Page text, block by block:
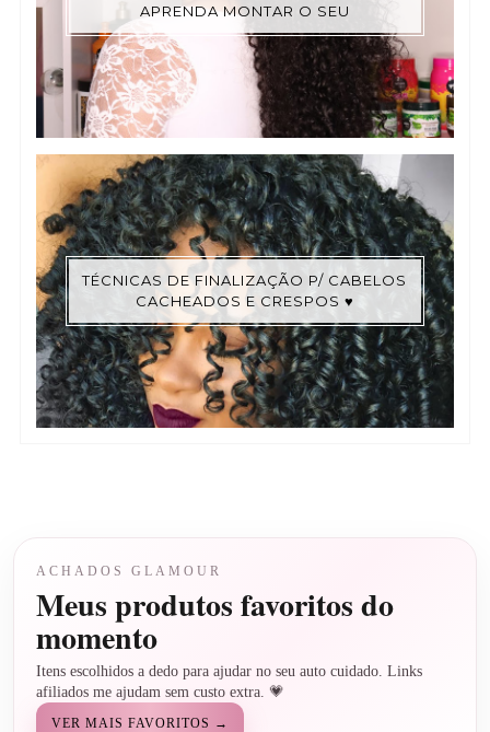
APRENDA MONTAR O SEU
TÉCNICAS DE FINALIZAÇÃO P/ CABELOS
CACHEADOS E CRESPOS ♥
ACHADOS GLAMOUR
Meus produtos favoritos do
momento
Itens escolhidos a dedo para ajudar no seu auto cuidado. Links
afiliados me ajudam sem custo extra. 💗
VER MAIS FAVORITOS →